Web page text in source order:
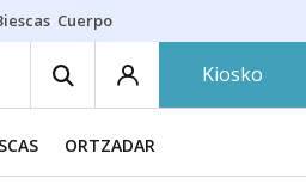
Cuerpo ría
Kiosko
ORTZADAR